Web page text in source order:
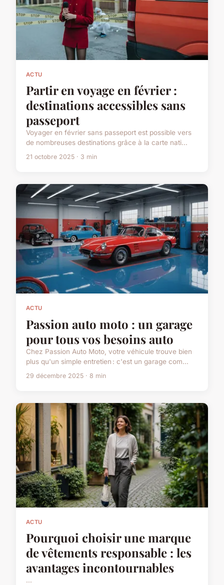
ACTU
Partir en voyage en février :
destinations accessibles sans
passeport
Voyager en février sans passeport est possible vers
de nombreuses destinations grâce à la carte nati...
21 octobre 2025 · 3 min
ACTU
Passion auto moto : un garage
pour tous vos besoins auto
Chez Passion Auto Moto, votre véhicule trouve bien
plus qu'un simple entretien : c'est un garage com...
29 décembre 2025 · 8 min
ACTU
Pourquoi choisir une marque
de vêtements responsable : les
avantages incontournables
...